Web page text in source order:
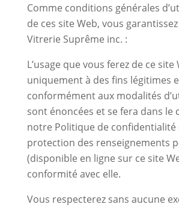
Comme conditions générales
de ces site Web, vous
Vitrerie Suprême inc. :
L’usage que vous ferez de ce site
uniquement à des fins légitimes
conformément aux modalités
sont énoncées et se fera dans le
notre Politique de confidentialité
protection des renseignements
(disponible en ligne sur ce site
conformité avec elle.
Vous respecterez sans aucune